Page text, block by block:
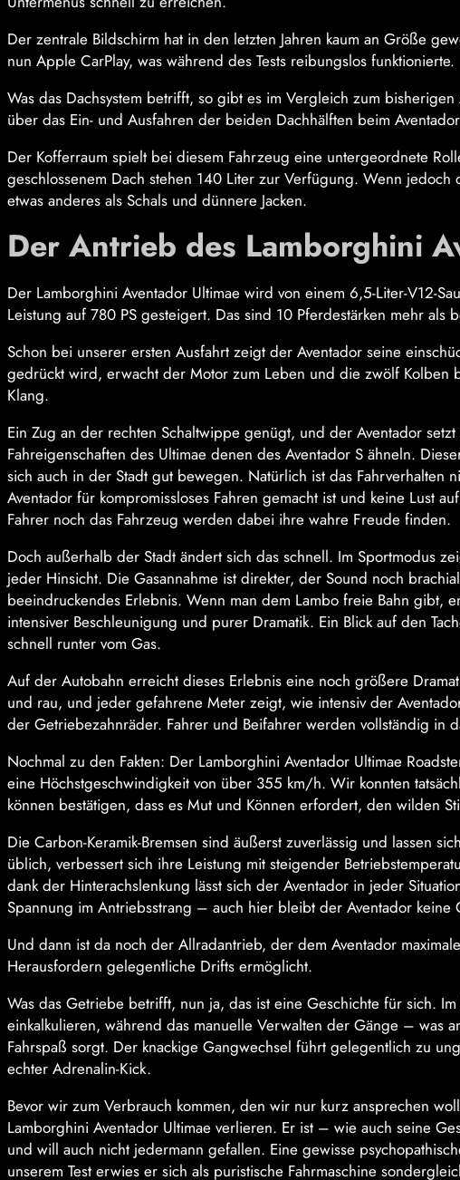
Der zentrale Bildschirm hat in den letzten Jahren kaum an Größe
nun Apple CarPlay, was während des Tests reibungslos funktionierte.
Was das Dachsystem betrifft, so gibt es im Vergleich zum
über das Ein- und Ausfahren der beiden Dachhälften beim
Der Kofferraum spielt bei diesem Fahrzeug eine untergeordnete
geschlossenem Dach stehen 140 Liter zur Verfügung. Wenn
etwas anderes als Schals und dünnere Jacken.
Der Antrieb des Lamborghini
Der Lamborghini Aventador Ultimae wird von einem 6,5-Liter-V12-
Leistung auf 780 PS gesteigert. Das sind 10 Pferdestärken mehr als
Schon bei unserer ersten Ausfahrt zeigt der Aventador seine
gedrückt wird, erwacht der Motor zum Leben und die zwölf Kolben
Klang.
Ein Zug an der rechten Schaltwippe genügt, und der Aventador
Fahreigenschaften des Ultimae denen des Aventador S ähneln.
sich auch in der Stadt gut bewegen. Natürlich ist das Fahrverhalten
Aventador für kompromissloses Fahren gemacht ist und keine Lust
Fahrer noch das Fahrzeug werden dabei ihre wahre Freude finden.
Doch außerhalb der Stadt ändert sich das schnell. Im Sportmodus
jeder Hinsicht. Die Gasannahme ist direkter, der Sound noch
beeindruckendes Erlebnis. Wenn man dem Lambo freie Bahn gibt,
intensiver Beschleunigung und purer Dramatik. Ein Blick auf den
schnell runter vom Gas.
Auf der Autobahn erreicht dieses Erlebnis eine noch größere
und rau, und jeder gefahrene Meter zeigt, wie intensiv der
der Getriebezahnräder. Fahrer und Beifahrer werden vollständig in
Nochmal zu den Fakten: Der Lamborghini Aventador Ultimae
eine Höchstgeschwindigkeit von über 355 km/h. Wir konnten
können bestätigen, dass es Mut und Können erfordert, den wilden
Die Carbon-Keramik-Bremsen sind äußerst zuverlässig und lassen
üblich, verbessert sich ihre Leistung mit steigender
dank der Hinterachslenkung lässt sich der Aventador in jeder
Spannung im Antriebsstrang – auch hier bleibt der Aventador keine
Und dann ist da noch der Allradantrieb, der dem Aventador
Herausfordern gelegentliche Drifts ermöglicht.
Was das Getriebe betrifft, nun ja, das ist eine Geschichte für sich.
einkalkulieren, während das manuelle Verwalten der Gänge – was
Fahrspaß sorgt. Der knackige Gangwechsel führt gelegentlich zu
echter Adrenalin-Kick.
Bevor wir zum Verbrauch kommen, den wir nur kurz ansprechen
Lamborghini Aventador Ultimae verlieren. Er ist – wie auch seine
und will auch nicht jedermann gefallen. Eine gewisse
unserem Test erwies er sich als puristische Fahrmaschine